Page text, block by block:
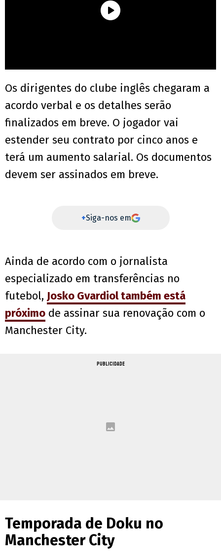
Os dirigentes do clube inglês chegaram a
acordo verbal e os detalhes serão
finalizados em breve. O jogador vai
estender seu contrato por cinco anos e
terá um aumento salarial. Os documentos
devem ser assinados em breve.
+Siga-nos em
Ainda de acordo com o jornalista
especializado em transferências no
futebol, Josko Gvardiol também está
próximo de assinar sua renovação com o
Manchester City.
PUBLICIDADE
Temporada de Doku no
Manchester City